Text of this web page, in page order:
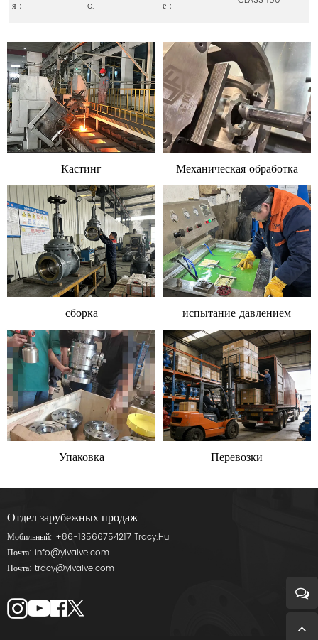
я：
c.
е：
Кастинг Механическая обработка
сборка испытание давлением
Упаковка Перевозки
Отдел зарубежных продаж
Мобильный: +86-13566754217 Tracy.Hu
Почта: info@ylvalve.com
Почта: tracy@ylvalve.com